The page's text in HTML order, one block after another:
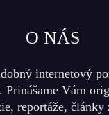
O NÁS
internetový
Prinášame Vám
reportáže, články